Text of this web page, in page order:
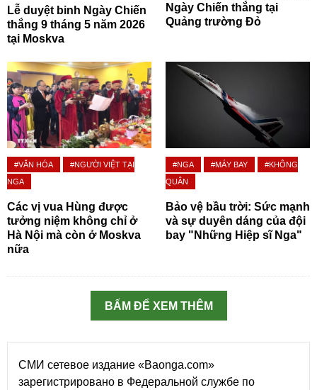
Lễ duyệt binh Ngày Chiến
thắng 9 tháng 5 năm 2026
tại Moskva
Ngày Chiến thắng tại
Quảng trường Đỏ
#VĂN HÓA
#NGƯỜI VIỆT TẠI
NGA
Các vị vua Hùng được
tưởng niệm không chỉ ở
Hà Nội mà còn ở Moskva
nữa
#NGA #MÁY BAY
#KHÔNG
QUÂN
Bảo vệ bầu trời: Sức mạnh
và sự duyên dáng của đội
bay "Những Hiệp sĩ Nga"
BẤM ĐỂ XEM THÊM
СМИ сетевое издание «Baonga.com»
зарегистрировано в Федеральной службе по